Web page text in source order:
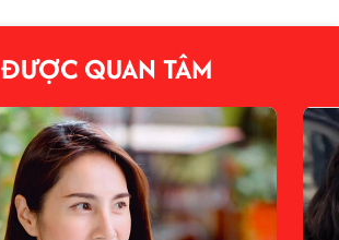
ĐƯỢC QUAN TÂM